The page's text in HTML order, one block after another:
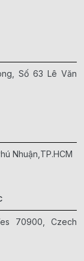
Số 63 Lê Văn
Nhuận,TP.HCM
70900, Czech